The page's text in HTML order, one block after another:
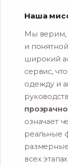
Наша
Мы верим,
и
широкий
сервис,
одежду и
означает
реальные
всех